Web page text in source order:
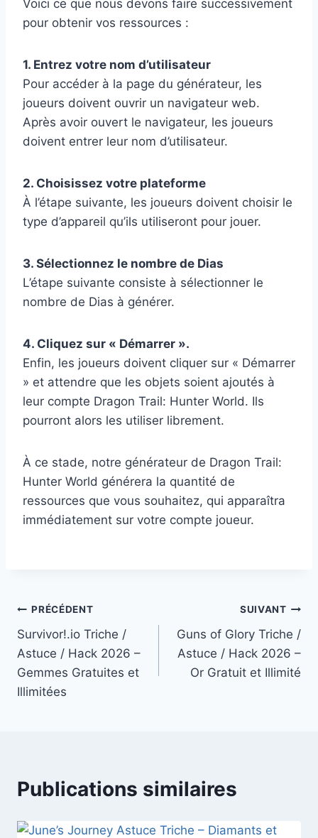
Voici ce que nous devons faire successivement
pour obtenir vos ressources :
1. Entrez votre nom d’utilisateur
Pour accéder à la page du générateur, les
joueurs doivent ouvrir un navigateur web.
Après avoir ouvert le navigateur, les joueurs
doivent entrer leur nom d’utilisateur.
2. Choisissez votre plateforme
À l’étape suivante, les joueurs doivent choisir le
type d’appareil qu’ils utiliseront pour jouer.
3. Sélectionnez le nombre de Dias
L’étape suivante consiste à sélectionner le
nombre de Dias à générer.
4. Cliquez sur « Démarrer ».
Enfin, les joueurs doivent cliquer sur « Démarrer
» et attendre que les objets soient ajoutés à
leur compte Dragon Trail: Hunter World. Ils
pourront alors les utiliser librement.
À ce stade, notre générateur de Dragon Trail:
Hunter World générera la quantité de
ressources que vous souhaitez, qui apparaîtra
immédiatement sur votre compte joueur.
Navigation
de
l’article
PRÉCÉDENT
Survivor!.io Triche /
Astuce / Hack 2026 –
Gemmes Gratuites et
Illimitées
SUIVANT
Guns of Glory Triche /
Astuce / Hack 2026 –
Or Gratuit et Illimité
Publications similaires